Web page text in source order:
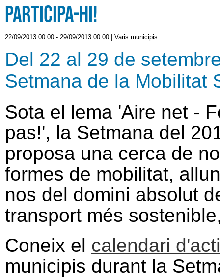
Participa-hi!
22/09/2013 00:00 - 29/09/2013 00:00 Varis municipis
Del 22 al 29 de
Setmana de la Mobilitat
Sota el lema 'Aire net -
pas!', la Setmana del
proposa una cerca de
formes de mobilitat,
nos del domini absolut
transport més
Coneix el calendari
municipis durant la